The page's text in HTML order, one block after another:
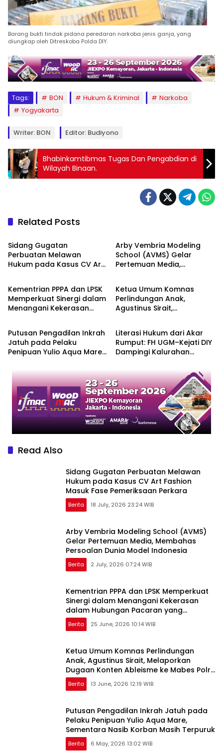
Barang bukti tindak pidana peredaran narkoba jenis ganja, yang
diungkap oleh Ditreskoba Polda DIY.
Tags: BON Hukum & Kriminal
Narkoba
Yogyakarta
Writer: BON Editor: Budiyono
Bhabinkamtibmas Tugas Dan Pengabdian di
Wilayah Binaan.
Related Posts
Berita
Sidang Gugatan
Perbuatan Melawan
Hukum pada Kasus CV Art
Arby Vembria Modeling
School (AVMS) Gelar
Pertemuan Media,
Berita
Kementrian PPPA dan LPSK
Memperkuat Sinergi dalam
Menangani Kekerasan
Korban
Berita
Ketua Umum Komnas
Perlindungan Anak,
Agustinus Sirait,
Polri Jakarta
Berita
Putusan Pengadilan Inkrah
Jatuh pada Pelaku
Penipuan Yulio Aqua Mare,
Masih Terpuruk
Berita
Literasi Hukum dari Akar
Rumput: FH UGM–Kejati DIY
Dampingi Kalurahan
Read Also
Sidang Gugatan Perbuatan Melawan
Hukum pada Kasus CV Art Fashion
Masuk Fase Pemeriksaan Perkara
Berita 18 July, 2026 23:24 WIB
Arby Vembria Modeling School (AVMS)
Gelar Pertemuan Media, Membahas
Persoalan Dunia Model Indonesia
Berita 2 July, 2026 07:24 WIB
Kementrian PPPA dan LPSK Memperkuat
Sinergi dalam Menangani Kekerasan
dalam Hubungan Pacaran yang
Berfokus pada Korban
Berita 25 June, 2026 10:14 WIB
Ketua Umum Komnas Perlindungan
Anak, Agustinus Sirait, Melaporkan
Dugaan Konten Ableisme ke Mabes Polri
Jakarta
Berita 13 June, 2026 12:19 WIB
Putusan Pengadilan Inkrah Jatuh pada
Pelaku Penipuan Yulio Aqua Mare,
Sementara Nasib Korban Masih Terpuruk
Berita 6 May, 2026 13:02 WIB